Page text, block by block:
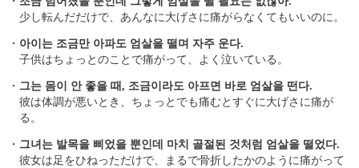
少し転んだだけで、あんなに大げさに痛がらなくてもいいのに。
・ 아이는 조금만 아파도 엄살을 떨며 자주 운다.
子供はちょっとのことで痛がって、よく泣いている。
・ 그는 몸이 안 좋을 때, 조금이라도 아프면 바로 엄살을 떤다.
彼は体調が悪いとき、ちょっとでも痛むとすぐに大げさに痛が
る。
・ 그녀는 발목을 삐었을 뿐인데 마치 골절된 것처럼 엄살을 떨었다.
彼女は足をひねっただけで、まるで骨折したかのように痛がって